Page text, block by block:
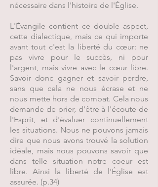
nécessaire dans l'histoire de l'Église.
L'Évangile contient ce double aspect,
cette dialectique, mais ce qui importe
avant tout c'est la liberté du cœur: ne
pas vivre pour le succès, ni pour
l'argent, mais vivre avec le cœur libre.
Savoir donc gagner et savoir perdre,
sans que cela ne nous écrase et ne
nous mette hors de combat. Cela nous
demande de prier, d'être à l'écoute de
l'Esprit, et d'évaluer continuellement
les situations. Nous ne pouvons jamais
dire que nous avons trouvé la solution
idéale, mais nous pouvons savoir que
dans telle situation notre coeur est
libre. Ainsi la liberté de l'Église est
assurée. (p.34)